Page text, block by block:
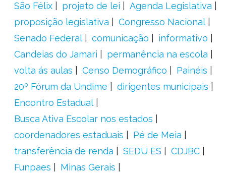
São Félix
projeto de lei
Agenda Legislativa
proposição legislativa
Congresso Nacional
Senado Federal
comunicação
informativo
Candeias do Jamari
permanência na escola
volta ás aulas
Censo Demográfico
Painéis
20º Fórum da Undime
dirigentes municipais
Encontro Estadual
Busca Ativa Escolar nos estados
coordenadores estaduais
Pé de Meia
transferência de renda
SEDU ES
CDJBC
Funpaes
Minas Gerais